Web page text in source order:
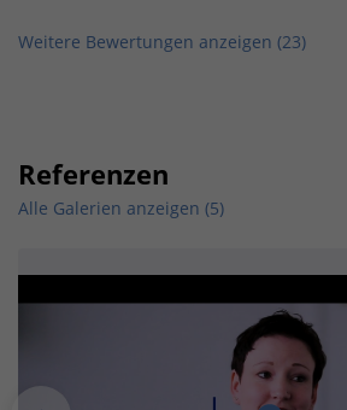
Weitere Bewertungen anzeigen (23)
Referenzen
Alle Galerien anzeigen (5)